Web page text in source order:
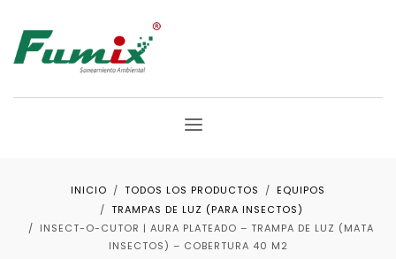
INICIO TODOS LOS PRODUCTOS
EQUIPOS
TRAMPAS DE LUZ (PARA INSECTOS)
INSECT-O-CUTOR | AURA PLATEADO – TRAMPA DE LUZ (MATA
INSECTOS) – COBERTURA 40 M2